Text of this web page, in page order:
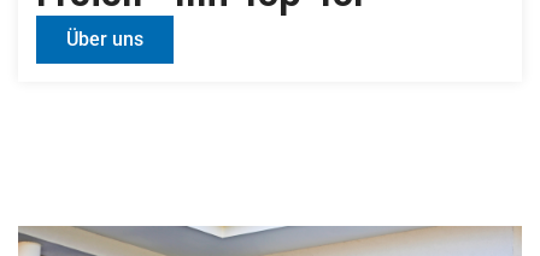
Über uns